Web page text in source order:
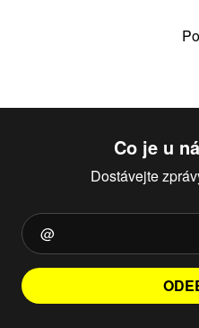
Co je u
Dostávejte